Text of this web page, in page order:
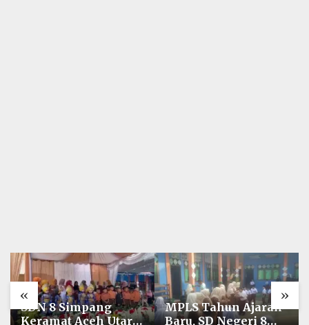
« »
SDN 8 Simpang
Keramat Aceh Utara
MPLS Tahun Ajaran
Baru, SD Negeri 8